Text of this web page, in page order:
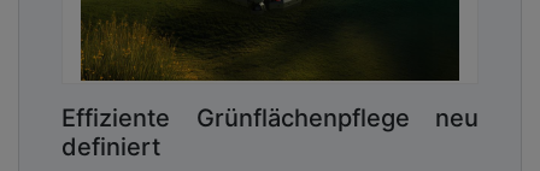
Effiziente Grünflächenpflege neu
definiert